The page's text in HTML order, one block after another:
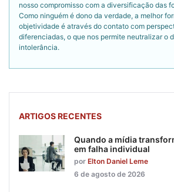
nosso compromisso com a diversificação das
Como ninguém é dono da verdade, a melhor
objetividade é através do contato com
diferenciadas, o que nos permite neutralizar o
intolerância.
ARTIGOS RECENTES
Quando a mídia
em falha individual
por Elton Daniel Leme
6 de agosto de 2026